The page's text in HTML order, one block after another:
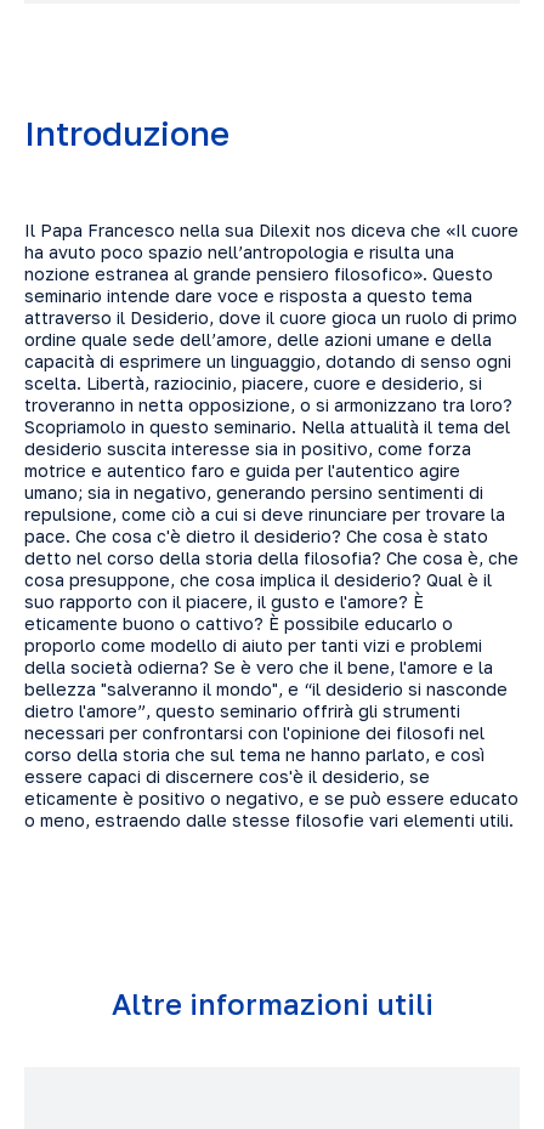
Introduzione
Il Papa Francesco nella sua Dilexit nos diceva che «Il cuore
ha avuto poco spazio nell’antropologia e risulta una
nozione estranea al grande pensiero filosofico». Questo
seminario intende dare voce e risposta a questo tema
attraverso il Desiderio, dove il cuore gioca un ruolo di primo
ordine quale sede dell’amore, delle azioni umane e della
capacità di esprimere un linguaggio, dotando di senso ogni
scelta. Libertà, raziocinio, piacere, cuore e desiderio, si
troveranno in netta opposizione, o si armonizzano tra loro?
Scopriamolo in questo seminario. Nella attualità il tema del
desiderio suscita interesse sia in positivo, come forza
motrice e autentico faro e guida per l'autentico agire
umano; sia in negativo, generando persino sentimenti di
repulsione, come ciò a cui si deve rinunciare per trovare la
pace. Che cosa c'è dietro il desiderio? Che cosa è stato
detto nel corso della storia della filosofia? Che cosa è, che
cosa presuppone, che cosa implica il desiderio? Qual è il
suo rapporto con il piacere, il gusto e l'amore? È
eticamente buono o cattivo? È possibile educarlo o
proporlo come modello di aiuto per tanti vizi e problemi
della società odierna? Se è vero che il bene, l'amore e la
bellezza "salveranno il mondo", e “il desiderio si nasconde
dietro l'amore”, questo seminario offrirà gli strumenti
necessari per confrontarsi con l'opinione dei filosofi nel
corso della storia che sul tema ne hanno parlato, e così
essere capaci di discernere cos'è il desiderio, se
eticamente è positivo o negativo, e se può essere educato
o meno, estraendo dalle stesse filosofie vari elementi utili.
Altre informazioni utili